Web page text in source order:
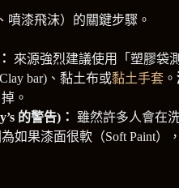
噴漆飛沫）的關鍵步驟。
來源強烈建議使用「塑膠袋
bar)、黏土布或黏土手套 。
。
的警告)：
雖然許多人會在
如果漆面很軟（Soft Paint